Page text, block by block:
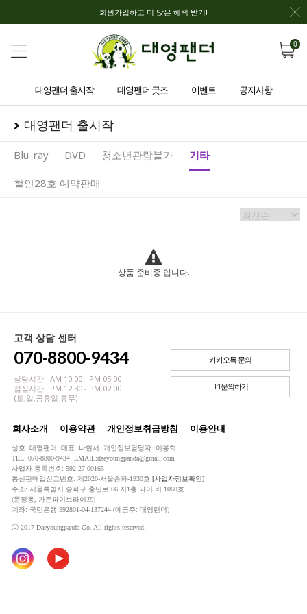
회원가입하고 더 많은 혜택 받기!
0
대영팬더 출시작 대영팬더 굿즈 이벤트 공지사항
대영팬더 출시작
Blu-ray DVD 청소년관람불가 기타
철인28호 예약판매
상품 준비중 입니다.
고객 상담 센터
070-8800-9434
상담시간 : AM 10:00 - PM 05:00
점심시간 : PM 12:30 - PM 02:00
(토,일,공휴일 휴무)
카카오톡 문의
1:1문의하기
회사소개 이용약관 개인정보취급방침 이용안내
상호: 대영팬더 대표: 나현서 개인정보담당자: 이봉희
TEL: 070-8800-9434 EMAIL:daeyoungpanda@gmail.com
사업자 등록번호: 592-27-00165
통신판매업신고번호: 제2020-서울송파-1930호 [사업자정보확인]
주소: 서울특별시 송파구 충민로 66 지1층 와이 비 1060호
(문정동, 가든파이브라이프)
계좌: 국민은행 592801-04-137244 (예금주: 대영팬더)
ⓒ 2017 Daeyoungpanda Co. All rights reserved.